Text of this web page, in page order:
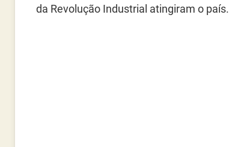
da Revolução Industrial atingiram o país.